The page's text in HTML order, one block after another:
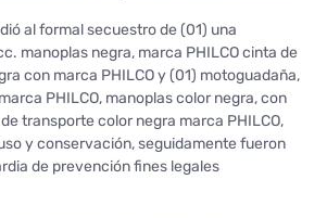
al formal secuestro de (01) una
manoplas negra, marca PHILCO cinta de
con marca PHILCO y (01) motoguadaña,
PHILCO, manoplas color negra, con
transporte color negra marca PHILCO,
y conservación, seguidamente fueron
de prevención fines legales